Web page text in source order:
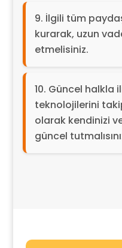
İlgili tüm
kurarak, uzun
etmelisiniz.
Güncel halkla
teknolojilerini
olarak kendinizi
güncel